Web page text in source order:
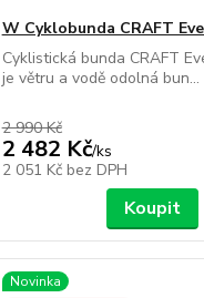
W Cyklobunda CRAFT
Cyklistická bunda CRAFT
je větru a vodě odolná bun...
2 990 Kč
2 482 Kč/ks
2 051 Kč bez DPH
Koupit
Novinka